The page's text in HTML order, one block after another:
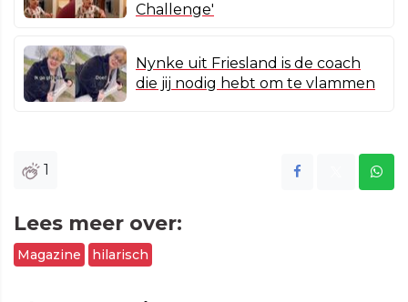
Challenge'
Nynke uit Friesland is de coach
die jij nodig hebt om te vlammen
1
Lees meer over:
Magazine hilarisch